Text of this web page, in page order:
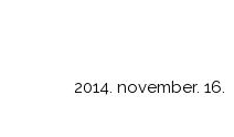
2014. november. 16.